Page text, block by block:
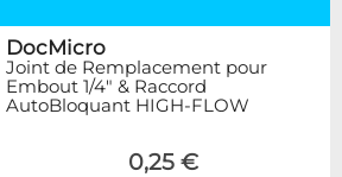
DocMicro
Joint de Remplacement pour
Embout 1/4" & Raccord
AutoBloquant HIGH-FLOW
0,25 €